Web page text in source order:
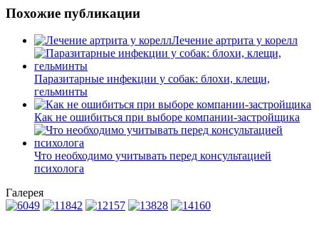
Похожие публикации
Лечение артрита у корелл
Паразитарные инфекции у собак: блохи, клещи,
гельминты
Как не ошибиться при выборе компании-застройщика
Что необходимо учитывать перед консультацией
психолога
Галерея